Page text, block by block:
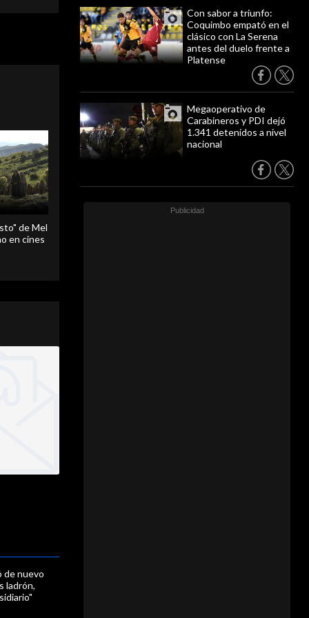
Con sabor a triunfo:
Coquimbo empató en el
clásico con La Serena
antes del duelo frente a
Platense
Megaoperativo de
Carabineros y PDI dejó
1.341 detenidos a nivel
nacional
de Mel
en cines
de nuevo
ladrón,